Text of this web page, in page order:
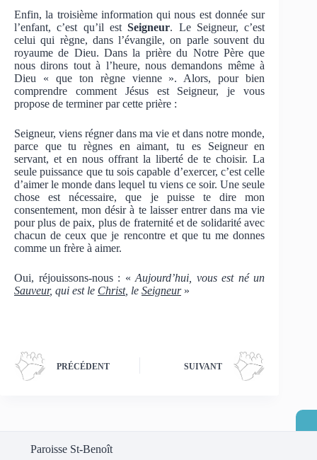
Enfin, la troisième information qui nous est donnée sur
l’enfant, c’est qu’il estSeigneur. Le Seigneur, c’est
celui qui règne, dans l’évangile, on parle souvent du
royaume de Dieu. Dans la prière du Notre Père que
nous dirons tout à l’heure, nous demandons même à
Dieu « que ton règne vienne ». Alors, pour bien
comprendre comment Jésus est Seigneur, je vous
propose de terminer par cette prière :
Seigneur, viens régner dans ma vie et dans notre monde,
parce que tu règnes en aimant, tu es Seigneur en
servant, et en nous offrant la liberté de te choisir. La
seule puissance que tu sois capable d’exercer, c’est celle
d’aimer le monde dans lequel tu viens ce soir. Une seule
chose est nécessaire, que je puisse te dire mon
consentement, mon désir à te laisser entrer dans ma vie
pour plus de paix, plus de fraternité et de solidarité avec
chacun de ceux que je rencontre et que tu me donnes
comme un frère à aimer.
Oui, réjouissons-nous : «Aujourd’hui, vous est né un
Sauveur, qui est le Christ, le Seigneur»
PRÉCÉDENT SUIVANT
Paroisse St-Benoît